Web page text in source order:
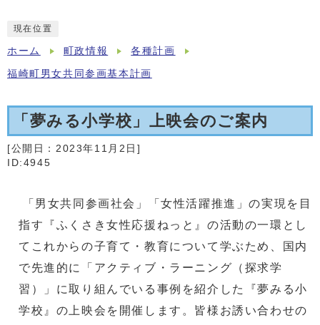
現在位置
ホーム 町政情報 各種計画
福崎町男女共同参画基本計画
「夢みる小学校」上映会のご案内
[公開日： 2023年11月2日 ]
ID:4945
「男女共同参画社会」「女性活躍推進」の実現を目
指す『ふくさき女性応援ねっと』の活動の一環とし
てこれからの子育て・教育について学ぶため、国内
で先進的に「アクティブ・ラーニング（探求学
習）」に取り組んでいる事例を紹介した『夢みる小
学校』の上映会を開催します。皆様お誘い合わせの